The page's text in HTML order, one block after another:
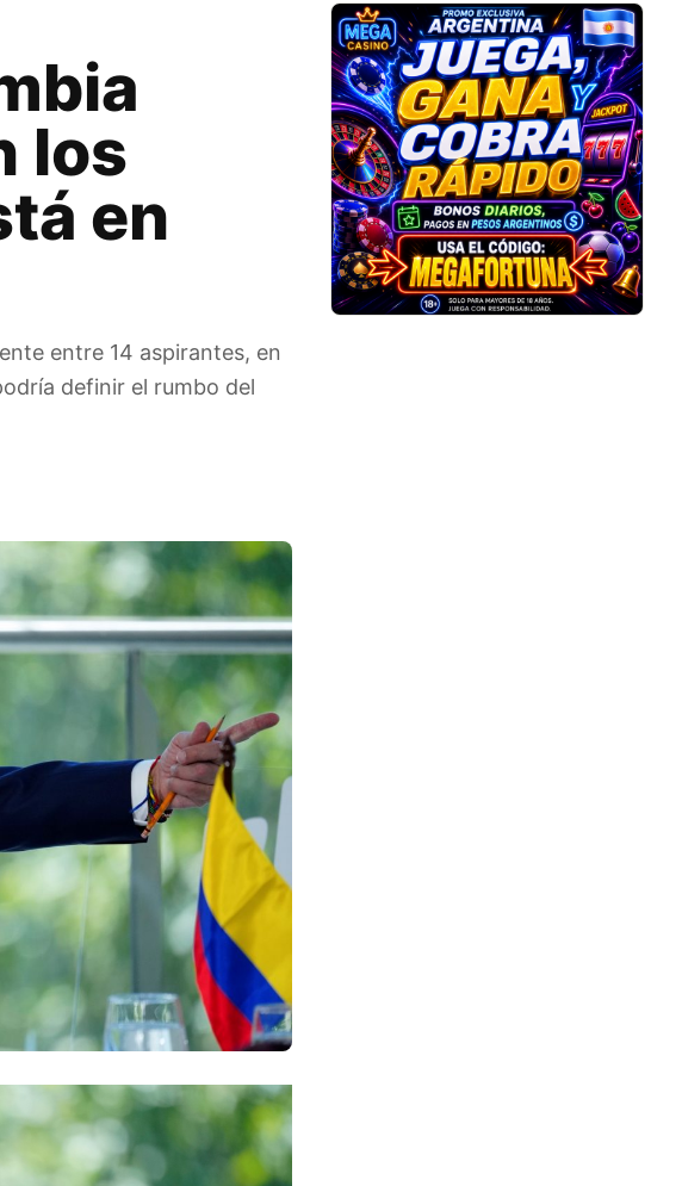
los
en
entre 14 aspirantes, en
definir el rumbo del